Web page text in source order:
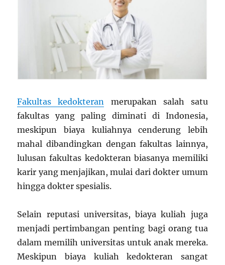
Fakultas kedokteran merupakan salah satu
fakultas yang paling diminati di Indonesia,
meskipun biaya kuliahnya cenderung lebih
mahal dibandingkan dengan fakultas lainnya,
lulusan fakultas kedokteran biasanya memiliki
karir yang menjajikan, mulai dari dokter umum
hingga dokter spesialis.
Selain reputasi universitas, biaya kuliah juga
menjadi pertimbangan penting bagi orang tua
dalam memilih universitas untuk anak mereka.
Meskipun biaya kuliah kedokteran sangat